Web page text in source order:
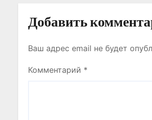
с
я
м
Добавить
Ваш адрес email не будет
Комментарий *